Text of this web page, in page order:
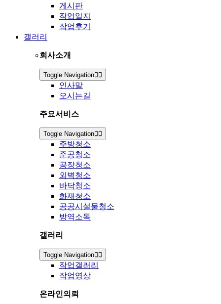
게시판
작업일지
작업후기
갤러리
회사소개
Toggle Navigation
인사말
오시는길
주요서비스
Toggle Navigation
주방청소
준공청소
공장청소
외벽청소
바닥청소
화재청소
공공시설물청소
방역소독
갤러리
Toggle Navigation
작업갤러리
작업영상
온라인의뢰